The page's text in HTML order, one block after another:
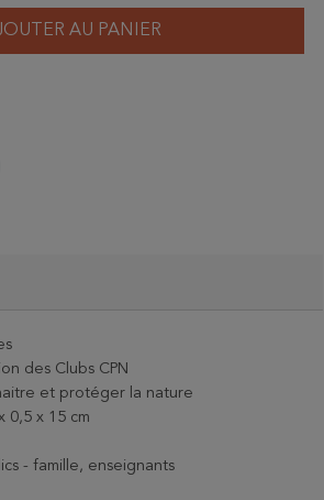
AU PANIER
des Clubs CPN
et protéger la nature
0,5 x 15 cm
- famille, enseignants